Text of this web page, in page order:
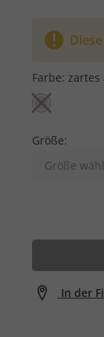
Farbe: zartes
Größe:
Größe
In der